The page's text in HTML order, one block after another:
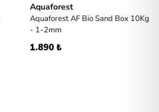
Aquaforest
Aquaforest AF Bio Sand Box 10Kg
- 1-2mm
1.890 ₺